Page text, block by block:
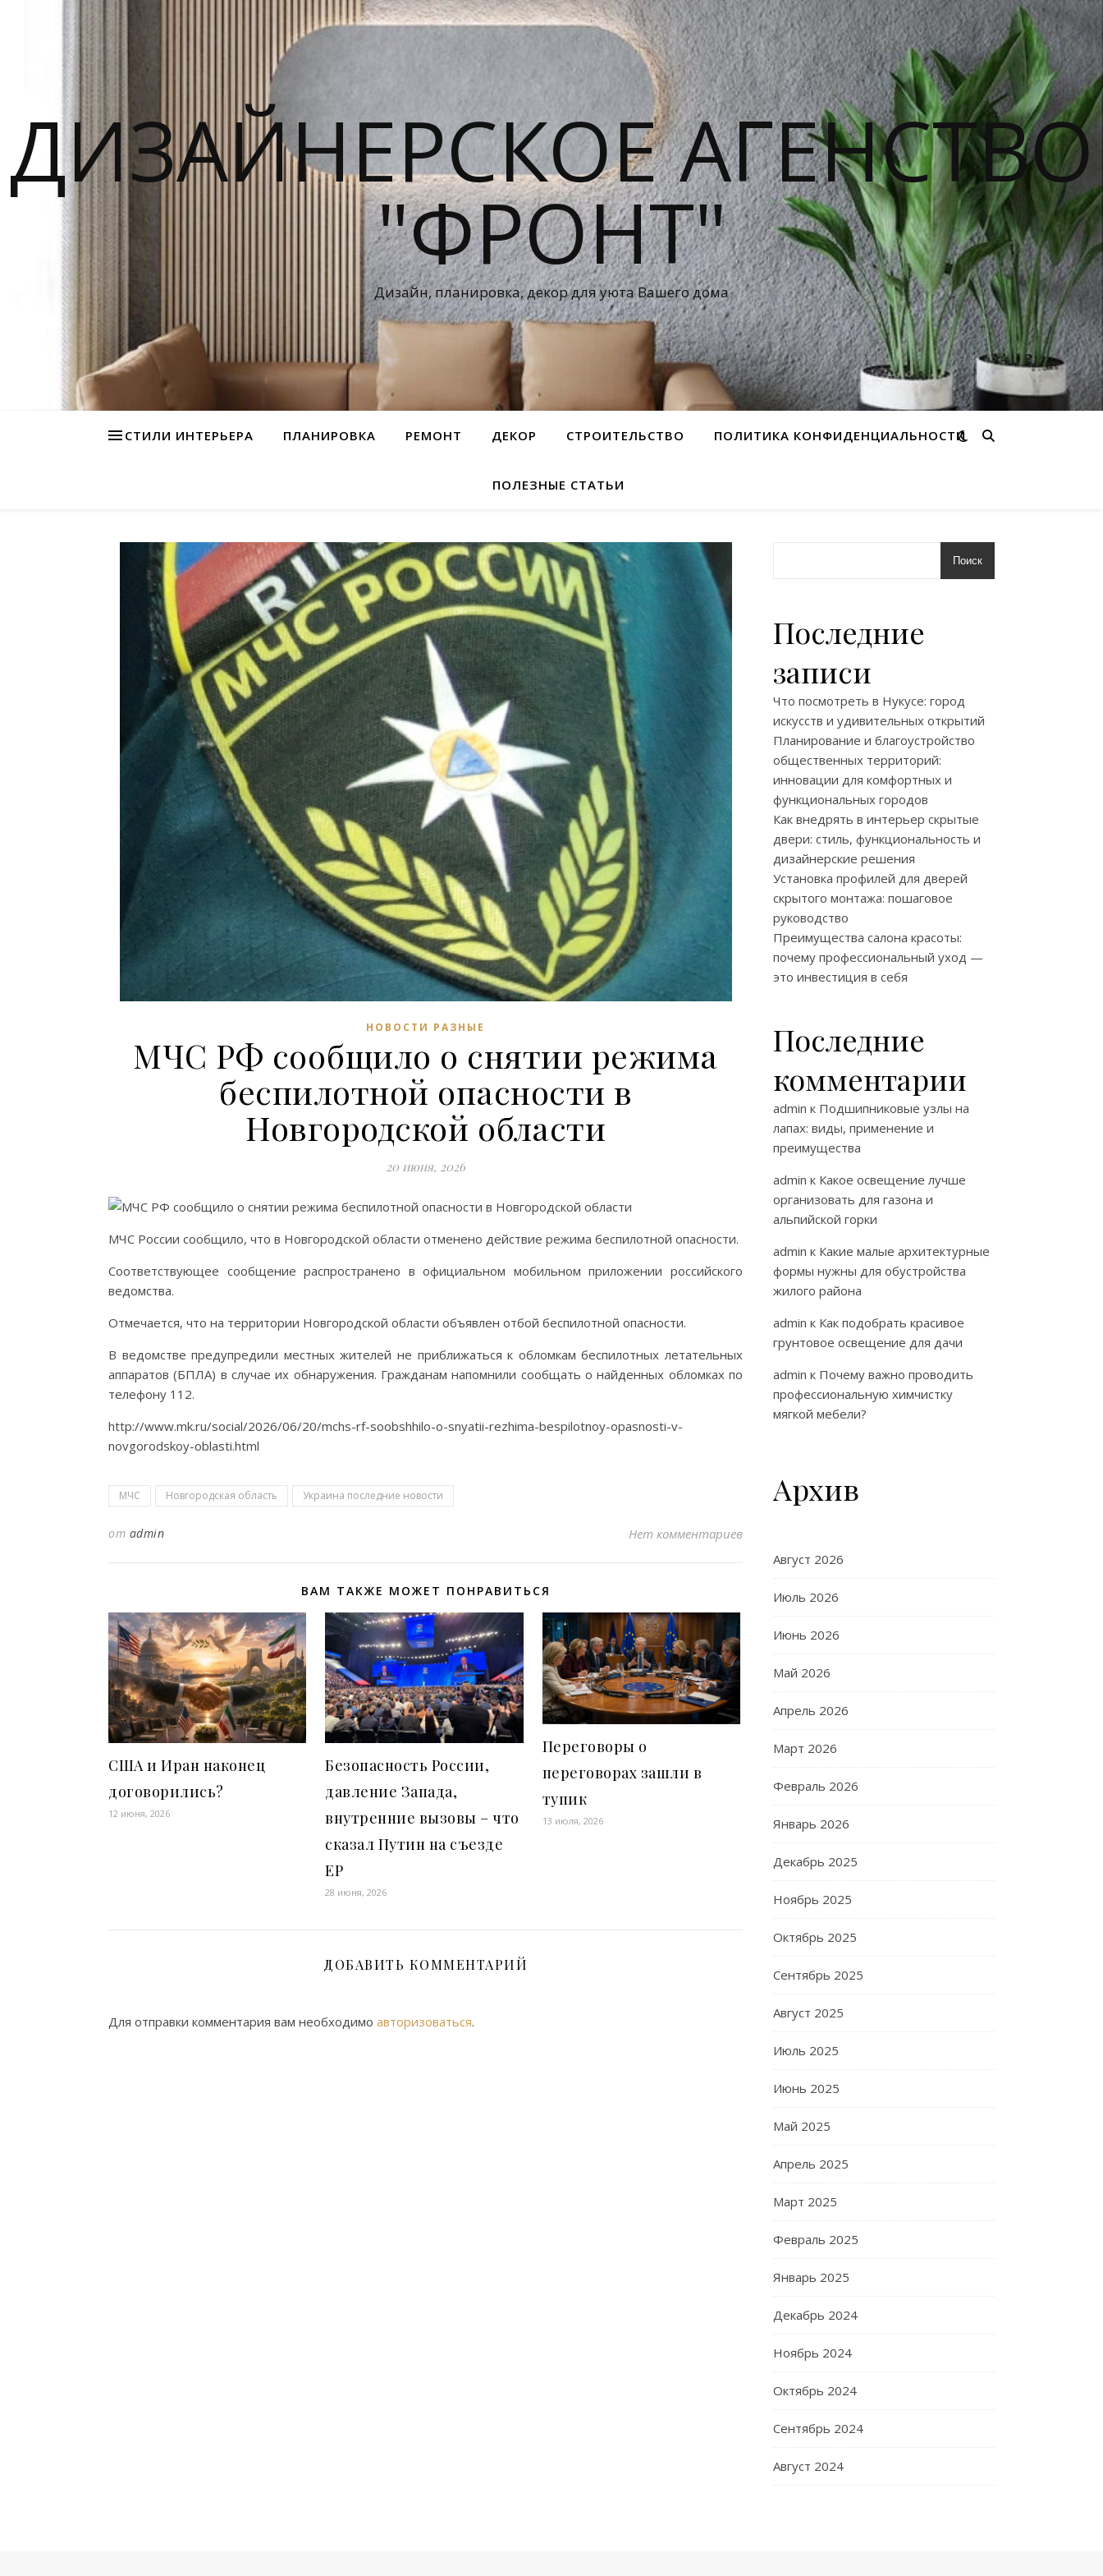
ДИЗАЙНЕРСКОЕ АГЕНСТВО
"ФРОНТ"
Дизайн, планировка, декор для уюта Вашего дома
СТИЛИ ИНТЕРЬЕРА ПЛАНИРОВКА РЕМОНТ ДЕКОР СТРОИТЕЛЬСТВО ПОЛИТИКА КОНФИДЕНЦИАЛЬНОСТИ
ПОЛЕЗНЫЕ СТАТЬИ
НОВОСТИ РАЗНЫЕ
МЧС РФ сообщило о снятии режима
беспилотной опасности в
Новгородской области
20 июня, 2026
МЧС России сообщило, что в Новгородской области отменено действие режима беспилотной опасности.
Соответствующее сообщение распространено в официальном мобильном приложении российского
ведомства.
Отмечается, что на территории Новгородской области объявлен отбой беспилотной опасности.
В ведомстве предупредили местных жителей не приближаться к обломкам беспилотных летательных
аппаратов (БПЛА) в случае их обнаружения. Гражданам напомнили сообщать о найденных обломках по
телефону 112.
http://www.mk.ru/social/2026/06/20/mchs-rf-soobshhilo-o-snyatii-rezhima-bespilotnoy-opasnosti-v-
novgorodskoy-oblasti.html
МЧС Новгородская область Украина последние новости
от admin Нет комментариев
ВАМ ТАКЖЕ МОЖЕТ ПОНРАВИТЬСЯ
США и Иран наконец
договорились?
12 июня, 2026
Безопасность России,
давление Запада,
внутренние вызовы – что
сказал Путин на съезде
ЕР
28 июня, 2026
Переговоры о
переговорах зашли в
тупик
13 июля, 2026
ДОБАВИТЬ КОММЕНТАРИЙ
Для отправки комментария вам необходимо авторизоваться.
Поиск
Последние
записи
Что посмотреть в Нукусе: город
искусств и удивительных открытий
Планирование и благоустройство
общественных территорий:
инновации для комфортных и
функциональных городов
Как внедрять в интерьер скрытые
двери: стиль, функциональность и
дизайнерские решения
Установка профилей для дверей
скрытого монтажа: пошаговое
руководство
Преимущества салона красоты:
почему профессиональный уход —
это инвестиция в себя
Последние
комментарии
admin к Подшипниковые узлы на
лапах: виды, применение и
преимущества
admin к Какое освещение лучше
организовать для газона и
альпийской горки
admin к Какие малые архитектурные
формы нужны для обустройства
жилого района
admin к Как подобрать красивое
грунтовое освещение для дачи
admin к Почему важно проводить
профессиональную химчистку
мягкой мебели?
Архив
Август 2026
Июль 2026
Июнь 2026
Май 2026
Апрель 2026
Март 2026
Февраль 2026
Январь 2026
Декабрь 2025
Ноябрь 2025
Октябрь 2025
Сентябрь 2025
Август 2025
Июль 2025
Июнь 2025
Май 2025
Апрель 2025
Март 2025
Февраль 2025
Январь 2025
Декабрь 2024
Ноябрь 2024
Октябрь 2024
Сентябрь 2024
Август 2024